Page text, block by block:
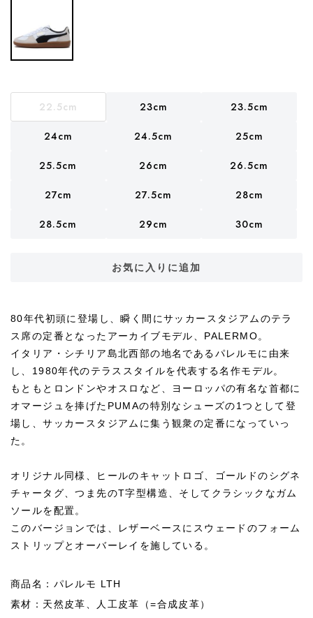
22.5cm 23cm 23.5cm
24cm 24.5cm 25cm
25.5cm 26cm 26.5cm
27cm 27.5cm 28cm
28.5cm 29cm 30cm
お気に入りに追加
80年代初頭に登場し、瞬く間にサッカースタジアムのテラ
ス席の定番となったアーカイブモデル、PALERMO。
イタリア・シチリア島北西部の地名であるパレルモに由来
し、1980年代のテラススタイルを代表する名作モデル。
もともとロンドンやオスロなど、ヨーロッパの有名な首都に
オマージュを捧げたPUMAの特別なシューズの1つとして登
場し、サッカースタジアムに集う観衆の定番になっていっ
た。
オリジナル同様、ヒールのキャットロゴ、ゴールドのシグネ
チャータグ、つま先のT字型構造、そしてクラシックなガム
ソールを配置。
このバージョンでは、レザーベースにスウェードのフォーム
ストリップとオーバーレイを施している。
商品名：パレルモ LTH
素材：天然皮革、人工皮革（=合成皮革）